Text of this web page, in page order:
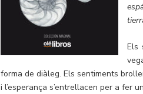
Els
forma de diàleg. Els sentiments
i l’esperança s’entrellacen per a fer